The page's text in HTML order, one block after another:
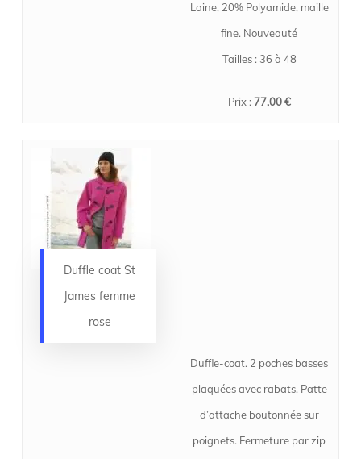
Laine, 20% Polyamide, maille
fine. Nouveauté
Tailles : 36 à 48
Prix : 77,00 €
Duffle coat St
James femme
rose
Duffle-coat. 2 poches basses
plaquées avec rabats. Patte
d’attache boutonnée sur
poignets. Fermeture par zip